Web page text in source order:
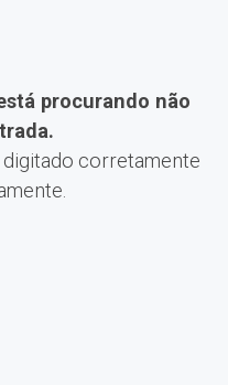
procurando não
corretamente